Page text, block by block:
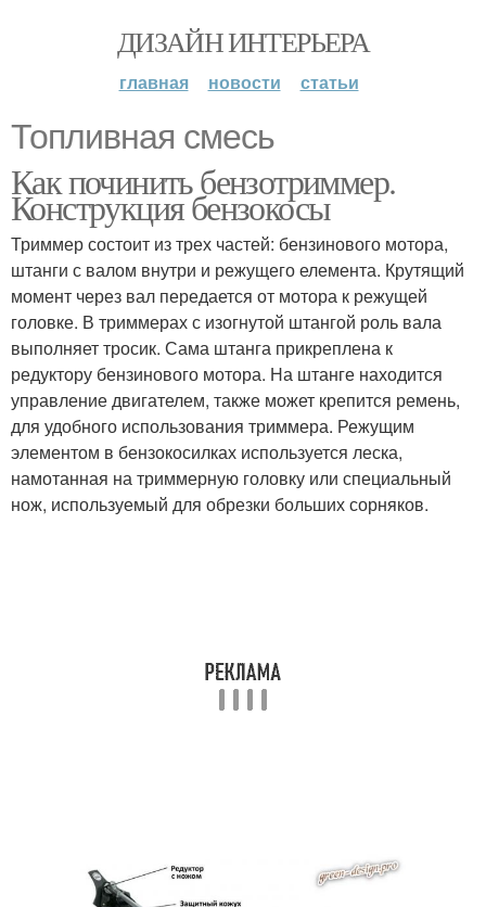
ДИЗАЙН ИНТЕРЬЕРА
главная новости статьи
Топливная смесь
Как починить бензотриммер.
Конструкция бензокосы
Триммер состоит из трех частей: бензинового мотора,
штанги с валом внутри и режущего елемента. Крутящий
момент через вал передается от мотора к режущей
головке. В триммерах с изогнутой штангой роль вала
выполняет тросик. Сама штанга прикреплена к
редуктору бензинового мотора. На штанге находится
управление двигателем, также может крепится ремень,
для удобного использования триммера. Режущим
элементом в бензокосилках используется леска,
намотанная на триммерную головку или специальный
нож, используемый для обрезки больших сорняков.